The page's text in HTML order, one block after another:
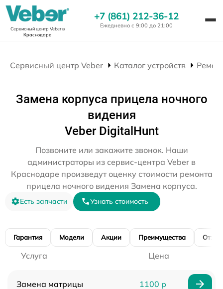
Сервисный центр Veberв
Краснодаре
+7 (861) 212-36-12
Ежедневно с 9:00 до 21:00
Сервисный центр Veber Каталог устройств
Замена корпуса прицела ночного
видения
Veber DigitalHunt
Позвоните или закажите звонок. Наши
администраторы из сервис-центра Veber в
Краснодаре произведут оценку стоимости ремонта
прицела ночного видения Замена корпуса.
Есть запчасти Узнать стоимость
Гарантия Модели Акции Преимущества
Услуга Цена
Замена матрицы 1100 р